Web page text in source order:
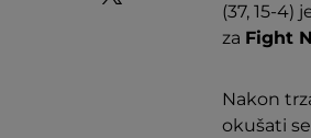
(37, 15-
za Fight
Nakon
okušati